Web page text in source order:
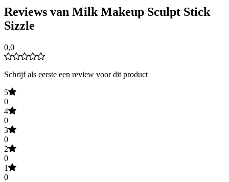
Reviews van Milk Makeup Sculpt Stick
Sizzle
0,0
Schrijf als eerste een review voor dit product
5
0
4
0
3
0
2
0
1
0